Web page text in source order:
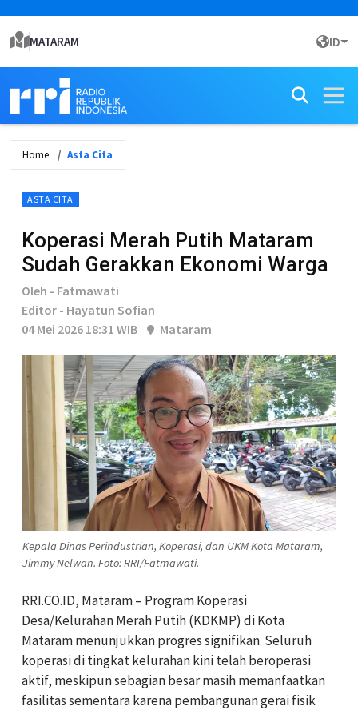
MATARAM ID
Home Asta Cita
ASTA CITA
Koperasi Merah Putih Mataram
Sudah Gerakkan Ekonomi Warga
Oleh - Fatmawati
Editor - Hayatun Sofian
04 Mei 2026 18:31 WIB
Mataram
Kepala Dinas Perindustrian, Koperasi, dan UKM Kota Mataram,
Jimmy Nelwan. Foto: RRI/Fatmawati.
RRI.CO.ID, Mataram – Program Koperasi
Desa/Kelurahan Merah Putih (KDKMP) di Kota
Mataram menunjukkan progres signifikan. Seluruh
koperasi di tingkat kelurahan kini telah beroperasi
aktif, meskipun sebagian besar masih memanfaatkan
fasilitas sementara karena pembangunan gerai fisik